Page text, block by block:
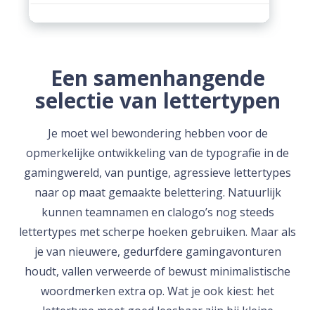
Een samenhangende
selectie van lettertypen
Je moet wel bewondering hebben voor de
opmerkelijke ontwikkeling van de typografie in de
gamingwereld, van puntige, agressieve lettertypes
naar op maat gemaakte belettering. Natuurlijk
kunnen teamnamen en clalogo’s nog steeds
lettertypes met scherpe hoeken gebruiken. Maar als
je van nieuwere, gedurfdere gamingavonturen
houdt, vallen verweerde of bewust minimalistische
woordmerken extra op. Wat je ook kiest: het